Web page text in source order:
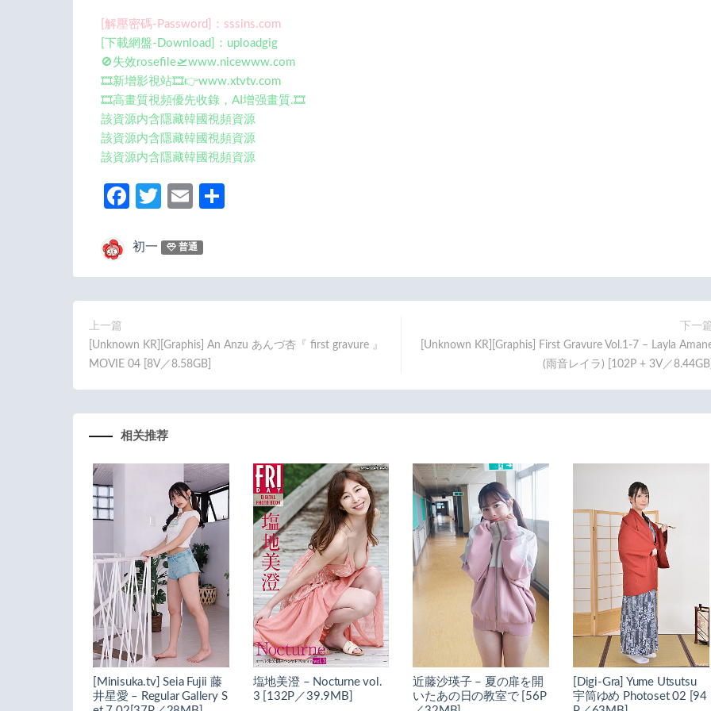
[解壓密碼-Password]：sssins.com
[下載網盤-Download]：uploadgig
🚫失效rosefile🛫www.nicewww.com
🎞️新增影視站🎞️👉www.xtvtv.com
🎞️高畫質視頻優先收錄，AI增强畫質.🎞️
該資源内含隱藏韓國視頻資源
該資源内含隱藏韓國視頻資源
該資源内含隱藏韓國視頻資源
Fa
b
o
o
T
itt
er
E
ail
初一 普通
上一篇
[Unknown KR][Graphis] An Anzu あんづ杏『 first gravure 』
MOVIE 04 [8V／8.58GB]
下一
[Unknown KR][Graphis] First Gravure Vol.1-7 – Layla
(雨音レイラ) [102P + 3V／
相关推荐
[Minisuka.tv] Seia Fujii 藤
井星愛 – Regular Gallery S
塩地美澄 – Nocturne vol.
3 [132P／39.9MB]
近藤沙瑛子 – 夏の扉を開
いたあの日の教室で [56P
[Digi-Gra] Yume Utsutsu
宇筒ゆめ Photoset 02 [94